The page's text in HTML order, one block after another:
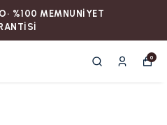
‎‎‎‎‎‎‎‎• %100 MEMNUNİYET
0